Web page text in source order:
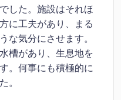
した。施設はそれほ
に工夫があり、まる
な気分にさせます。
槽があり、生息地を
。何事にも積極的に
。